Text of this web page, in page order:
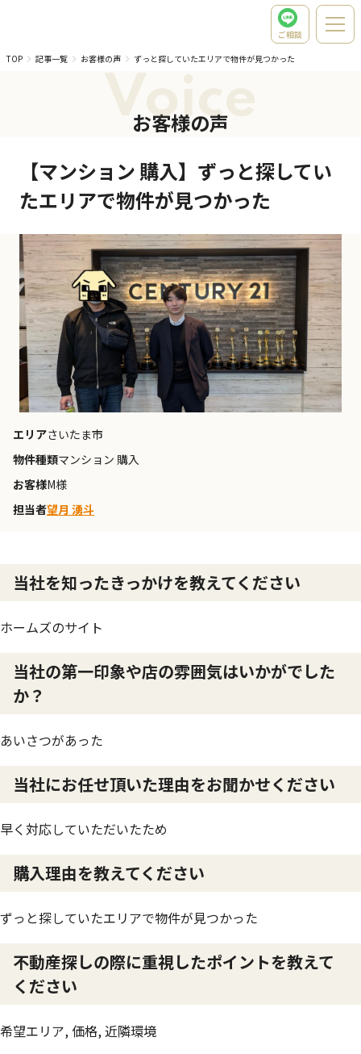
ご相談
TOP
記事一覧 お客様の声 ずっと探していたエリアで物件が見つかった
Voice
お客様の声
【マンション 購入】ずっと探してい
たエリアで物件が見つかった
エリアさいたま市
物件種類マンション 購入
お客様M様
担当者望月 湧斗
当社を知ったきっかけを教えてください
ホームズのサイト
当社の第一印象や店の雰囲気はいかがでした
か？
あいさつがあった
当社にお任せ頂いた理由をお聞かせください
早く対応していただいたため
購入理由を教えてください
ずっと探していたエリアで物件が見つかった
不動産探しの際に重視したポイントを教えて
ください
希望エリア, 価格, 近隣環境